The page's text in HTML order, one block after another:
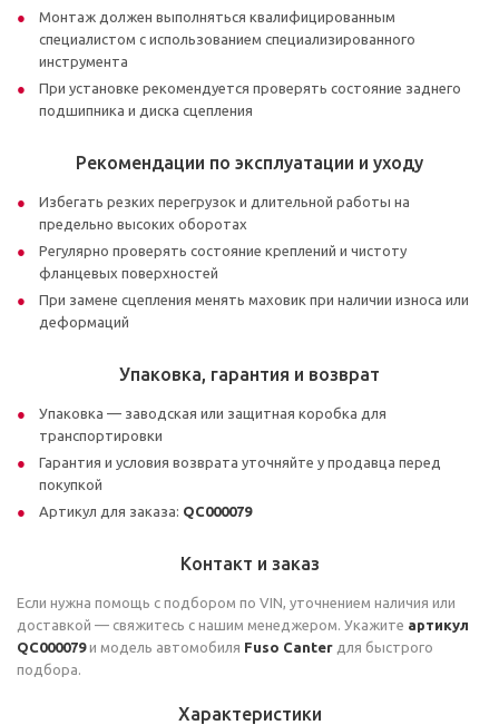
Монтаж должен выполняться квалифицированным
специалистом с использованием специализированного
инструмента
При установке рекомендуется проверять состояние заднего
подшипника и диска сцепления
Рекомендации по эксплуатации и уходу
Избегать резких перегрузок и длительной работы на
предельно высоких оборотах
Регулярно проверять состояние креплений и чистоту
фланцевых поверхностей
При замене сцепления менять маховик при наличии износа или
деформаций
Упаковка, гарантия и возврат
Упаковка — заводская или защитная коробка для
транспортировки
Гарантия и условия возврата уточняйте у продавца перед
покупкой
Артикул для заказа: QC000079
Контакт и заказ
Если нужна помощь с подбором по VIN, уточнением наличия или
доставкой — свяжитесь с нашим менеджером. Укажите артикул
QC000079и модель автомобиля Fuso Canter для быстрого
подбора.
Характеристики